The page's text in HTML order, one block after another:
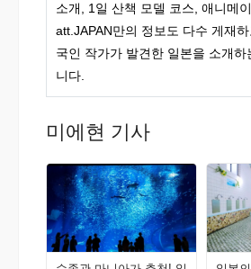
소개, 1일 산책 모델 코스, 애니메
att.JAPAN만의 정보도 다수 게재
국인 작가가 발견한 일본을 소개하
니다.
미에현 기사